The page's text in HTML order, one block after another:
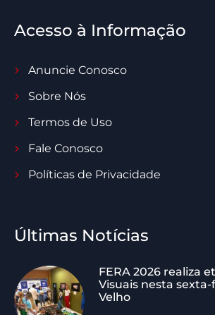
Acesso à Informação
Anuncie Conosco
Sobre Nós
Termos de Uso
Fale Conosco
Políticas de Privacidade
Últimas Notícias
FERA 2026 realiza
Visuais nesta
Velho